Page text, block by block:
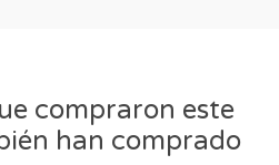
compraron este
han comprado